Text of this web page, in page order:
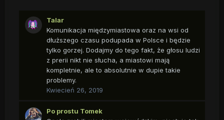
Talar
Komunikacja międzymiastowa oraz na wsi od
dłuższego czasu podupada w Polsce i będzie
tylko gorzej. Dodajmy do tego fakt, że głosu ludzi
z prerii nikt nie słucha, a miastowi mają
kompletnie, ale to absolutnie w dupie takie
problemy.
Kwiecień 26, 2019
Po prostu Tomek